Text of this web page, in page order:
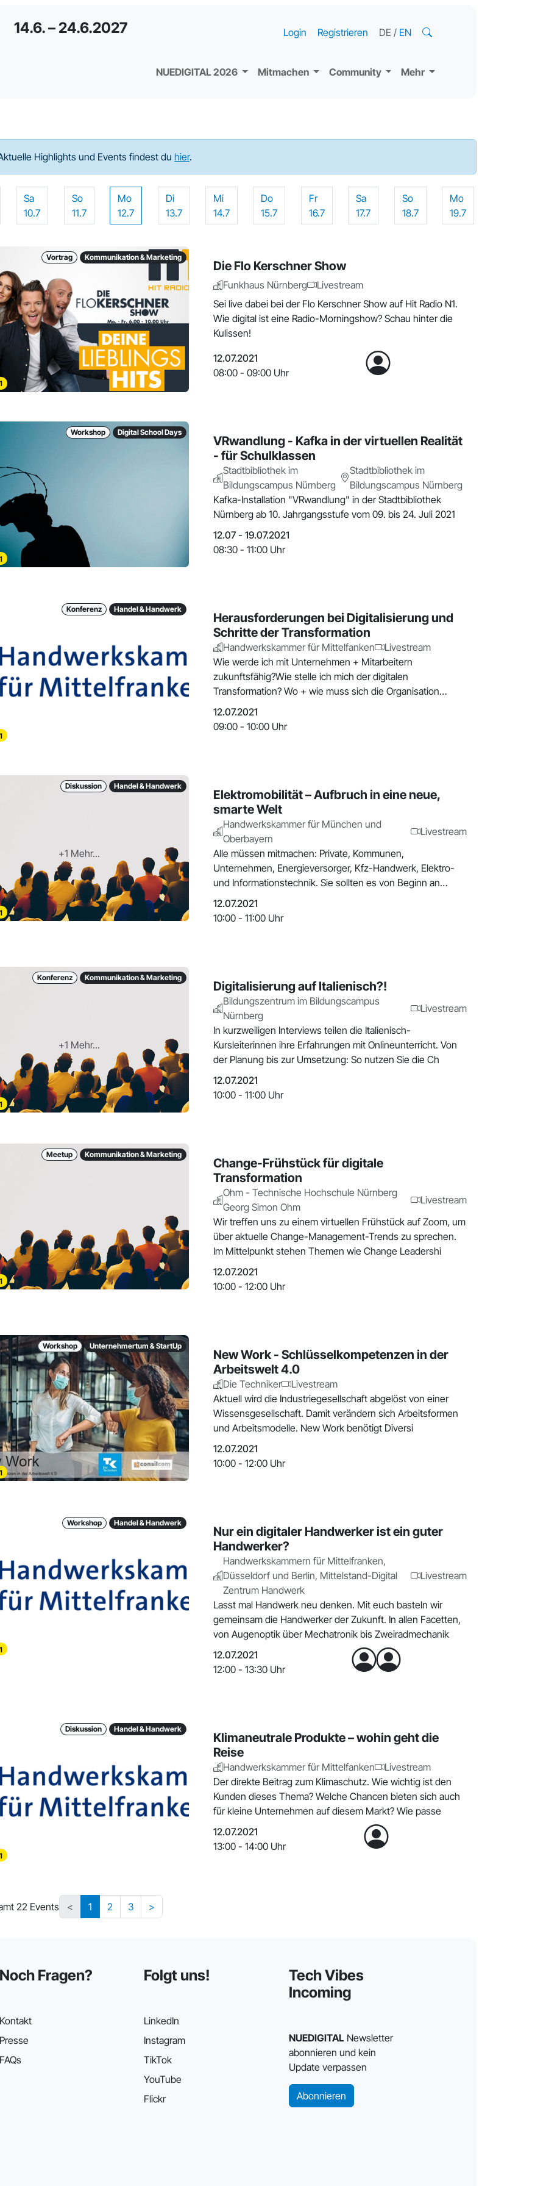
14.6. – 24.6.2027
NUEDIGITAL 2026 Mitmachen Community Mehr
Login Registrieren DE / EN
Highlights und Events findest du hier.
Sa
10.7
So
11.7
Mo
12.7
Di
13.7
Mi
14.7
Do
15.7
Fr
16.7
Sa
17.7
So
18.7
Mo
19.7
Vortrag Kommunikation & Marketing
Die Flo Kerschner Show
Funkhaus Nürnberg
Livestream
Sei live dabei bei der Flo Kerschner Show auf Hit Radio N1.
Wie digital ist eine Radio-Morningshow? Schau hinter die
Kulissen!
12.07.2021
08:00 - 09:00 Uhr
Workshop Digital School Days
VRwandlung - Kafka in der virtuellen Realität
- für Schulklassen
Stadtbibliothek im
Bildungscampus Nürnberg
Stadtbibliothek im
Bildungscampus Nürnberg
Kafka-Installation "VRwandlung" in der Stadtbibliothek
Nürnberg ab 10. Jahrgangsstufe vom 09. bis 24. Juli 2021
12.07 - 19.07.2021
08:30 - 11:00 Uhr
Konferenz Handel & Handwerk
Herausforderungen bei Digitalisierung und
Schritte der Transformation
Handwerkskammer für Mittelfanken
Livestream
Wie werde ich mit Unternehmen + Mitarbeitern
zukunftsfähig?Wie stelle ich mich der digitalen
Transformation? Wo + wie muss sich die Organisation
umstellen? Wie
12.07.2021
09:00 - 10:00 Uhr
+1 Mehr...
Diskussion Handel & Handwerk
Elektromobilität – Aufbruch in eine neue,
smarte Welt
Handwerkskammer für München und
Oberbayern
Livestream
Alle müssen mitmachen: Private, Kommunen,
Unternehmen, Energieversorger, Kfz-Handwerk, Elektro-
und Informationstechnik. Sie sollten es von Beginn an
richtig ma
12.07.2021
10:00 - 11:00 Uhr
+1 Mehr...
Konferenz Kommunikation & Marketing
Digitalisierung auf Italienisch?!
Bildungszentrum im Bildungscampus
Nürnberg
Livestream
In kurzweiligen Interviews teilen die Italienisch-
Kursleiterinnen ihre Erfahrungen mit Onlineunterricht. Von
der Planung bis zur Umsetzung: So nutzen Sie die Ch
12.07.2021
10:00 - 11:00 Uhr
Meetup Kommunikation & Marketing
Change-Frühstück für digitale
Transformation
Ohm - Technische Hochschule Nürnberg
Georg Simon Ohm
Livestream
Wir treffen uns zu einem virtuellen Frühstück auf Zoom, um
über aktuelle Change-Management-Trends zu sprechen.
Im Mittelpunkt stehen Themen wie Change Leadershi
12.07.2021
10:00 - 12:00 Uhr
Workshop Unternehmertum & StartUp
New Work - Schlüsselkompetenzen in der
Arbeitswelt 4.0
Die Techniker
Livestream
Aktuell wird die Industriegesellschaft abgelöst von einer
Wissensgesellschaft. Damit verändern sich Arbeitsformen
und Arbeitsmodelle. New Work benötigt Diversi
12.07.2021
10:00 - 12:00 Uhr
Workshop Handel & Handwerk
Nur ein digitaler Handwerker ist ein guter
Handwerker?
Handwerkskammern für Mittelfranken,
Düsseldorf und Berlin, Mittelstand-Digital
Zentrum Handwerk
Livestream
Lasst mal Handwerk neu denken. Mit euch basteln wir
gemeinsam die Handwerker der Zukunft. In allen Facetten,
von Augenoptik über Mechatronik bis Zweiradmechanik
12.07.2021
12:00 - 13:30 Uhr
Diskussion Handel & Handwerk
Klimaneutrale Produkte – wohin geht die
Reise
Handwerkskammer für Mittelfanken
Livestream
Der direkte Beitrag zum Klimaschutz. Wie wichtig ist den
Kunden dieses Thema? Welche Chancen bieten sich auch
für kleine Unternehmen auf diesem Markt? Wie passe
12.07.2021
13:00 - 14:00 Uhr
22 Events < 1 2 3 >
Fragen? Folgt uns!
LinkedIn
Instagram
TikTok
YouTube
Flickr
Tech Vibes
Incoming
NUEDIGITALNewsletter
abonnieren und kein
Update verpassen
Abonnieren